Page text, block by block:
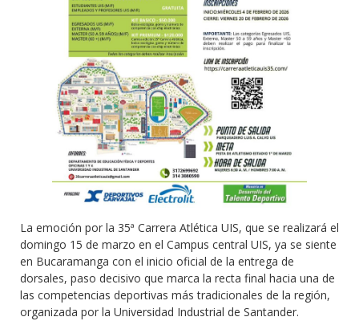
La emoción por la 35ª Carrera Atlética UIS, que se realizará el
domingo 15 de marzo en el Campus central UIS, ya se siente
en Bucaramanga con el inicio oficial de la entrega de
dorsales, paso decisivo que marca la recta final hacia una de
las competencias deportivas más tradicionales de la región,
organizada por la Universidad Industrial de Santander.